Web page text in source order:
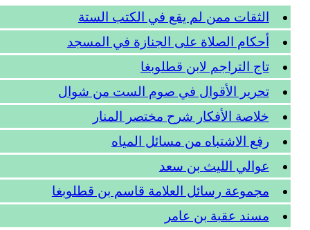
الثقات ممن لم يقع في الكتب الستة
أحكام الصلاة على الجنازة في المسجد
تاج التراجم لابن قطلوبغا
تحرير الأقوال في صوم الست من شوال
خلاصة الأفكار شرح مختصر المنار
رفع الاشتباه من مسائل المياه
عوالي الليث بن سعد
مجموعة رسائل العلامة قاسم بن قطلوبغا
مسند عقبة بن عامر